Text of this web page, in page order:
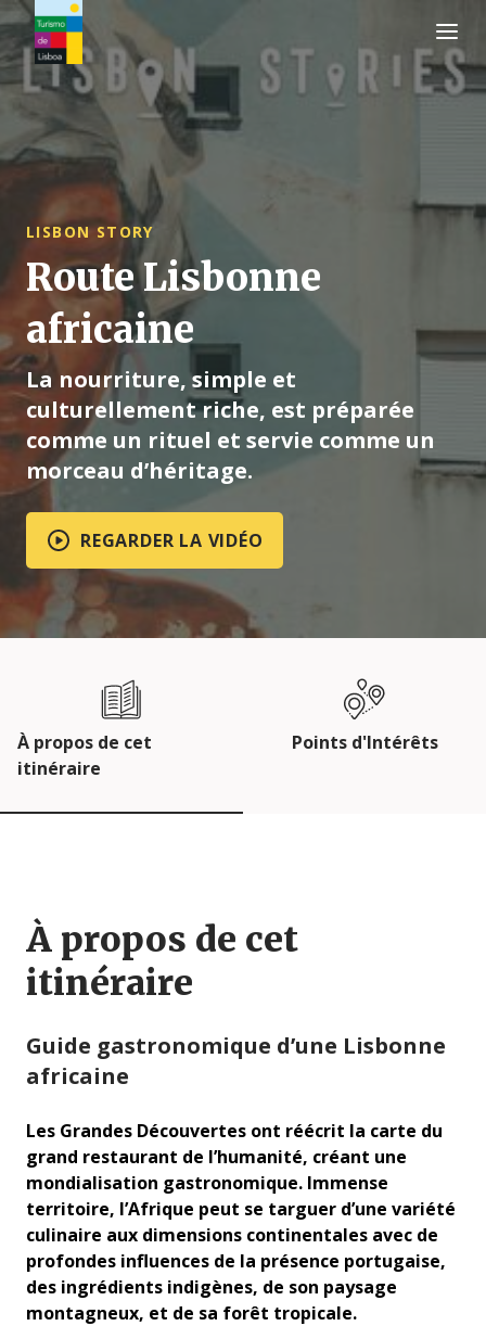
Logo de Turismo de Lisboa
LISBON STORY
Route Lisbonne
africaine
La nourriture, simple et
culturellement riche, est préparée
comme un rituel et servie comme un
morceau d’héritage.
REGARDER LA VIDÉO
À propos de cet
itinéraire
Points d'Intérêts
À propos de cet
itinéraire
Guide gastronomique d’une Lisbonne
africaine
Les Grandes Découvertes ont réécrit la carte du
grand restaurant de l’humanité, créant une
mondialisation gastronomique. Immense
territoire, l’Afrique peut se targuer d’une variété
culinaire aux dimensions continentales avec de
profondes influences de la présence portugaise,
des ingrédients indigènes, de son paysage
montagneux, et de sa forêt tropicale.